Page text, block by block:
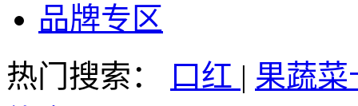
品牌专区
热门搜索：
口红 | 果蔬